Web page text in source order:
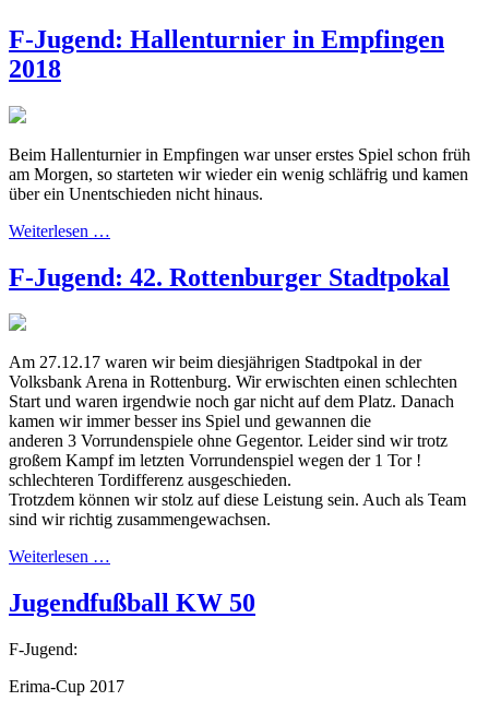
F-Jugend: Hallenturnier in Empfingen
2018
Beim Hallenturnier in Empfingen war unser erstes Spiel schon früh
am Morgen, so starteten wir wieder ein wenig schläfrig und kamen
über ein Unentschieden nicht hinaus.
Weiterlesen …
F-Jugend: 42. Rottenburger Stadtpokal
Am 27.12.17 waren wir beim diesjährigen Stadtpokal in der
Volksbank Arena in Rottenburg. Wir erwischten einen schlechten
Start und waren irgendwie noch gar nicht auf dem Platz. Danach
kamen wir immer besser ins Spiel und gewannen die
anderen 3 Vorrundenspiele ohne Gegentor. Leider sind wir trotz
großem Kampf im letzten Vorrundenspiel wegen der 1 Tor !
schlechteren Tordifferenz ausgeschieden.
Trotzdem können wir stolz auf diese Leistung sein. Auch als Team
sind wir richtig zusammengewachsen.
Weiterlesen …
Jugendfußball KW 50
F-Jugend:
Erima-Cup 2017